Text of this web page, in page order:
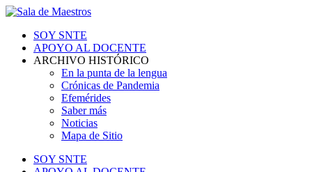
SOY SNTE
APOYO AL DOCENTE
ARCHIVO HISTÓRICO
En la punta de la lengua
Crónicas de Pandemia
Efemérides
Saber más
Noticias
Mapa de Sitio
SOY SNTE